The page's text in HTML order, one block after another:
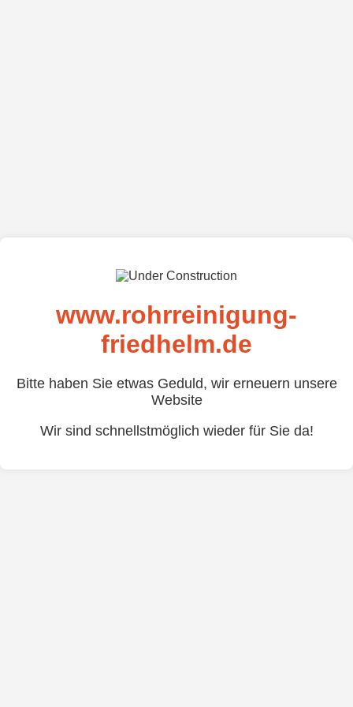
www.rohrreinigung-
friedhelm.de
Bitte haben Sie etwas Geduld, wir erneuern unsere
Website
Wir sind schnellstmöglich wieder für Sie da!